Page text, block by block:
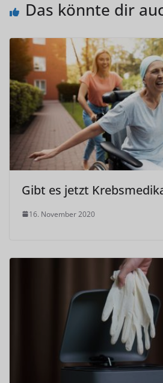
Das könnte dir
Gibt es jetzt
16. November 2020